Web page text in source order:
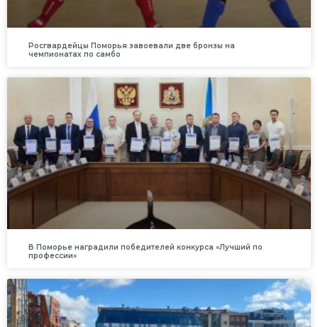
Росгвардейцы Поморья завоевали две бронзы на
чемпионатах по самбо
В Поморье наградили победителей конкурса «Лучший по
профессии»